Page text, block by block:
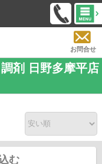
お問合せ
剤 日野多摩平店
む